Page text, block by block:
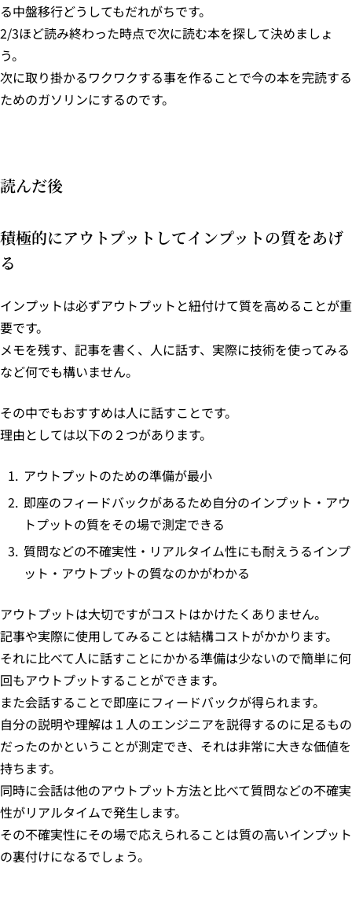
る中盤移行どうしてもだれがちです。
2/3ほど読み終わった時点で次に読む本を探して決めましょ
う。
次に取り掛かるワクワクする事を作ることで今の本を完読する
ためのガソリンにするのです。
読んだ後
積極的にアウトプットしてインプットの質をあげ
る
インプットは必ずアウトプットと紐付けて質を高めることが重
要です。
メモを残す、記事を書く、人に話す、実際に技術を使ってみる
など何でも構いません。
その中でもおすすめは人に話すことです。
理由としては以下の２つがあります。
アウトプットのための準備が最小
即座のフィードバックがあるため自分のインプット・アウ
トプットの質をその場で測定できる
質問などの不確実性・リアルタイム性にも耐えうるインプ
ット・アウトプットの質なのかがわかる
アウトプットは大切ですがコストはかけたくありません。
記事や実際に使用してみることは結構コストがかかります。
それに比べて人に話すことにかかる準備は少ないので簡単に何
回もアウトプットすることができます。
また会話することで即座にフィードバックが得られます。
自分の説明や理解は１人のエンジニアを説得するのに足るもの
だったのかということが測定でき、それは非常に大きな価値を
持ちます。
同時に会話は他のアウトプット方法と比べて質問などの不確実
性がリアルタイムで発生します。
その不確実性にその場で応えられることは質の高いインプット
の裏付けになるでしょう。